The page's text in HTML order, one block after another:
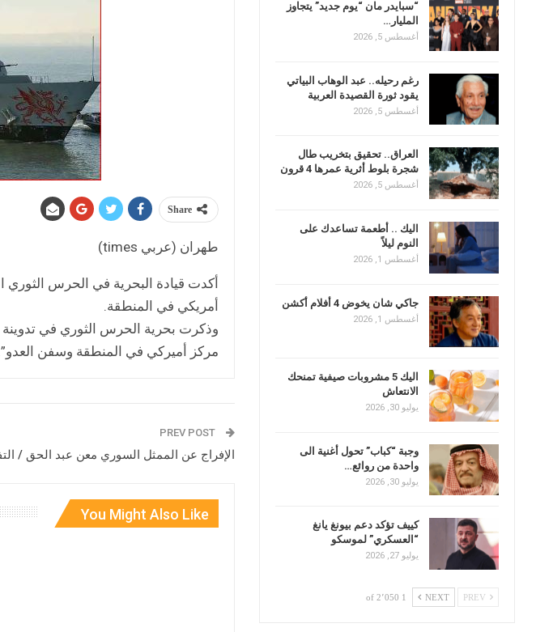
Share
طهران (عربي times)
أكدت قيادة البحرية في الحرس الثوري
أمريكي في المنطقة.
وذكرت بحرية الحرس الثوري في تدوينة
مركز أميركي في المنطقة وسفن
الإفراج عن الممثل السوري معن عبد الحق /
You Might Also Like
“سبايدر مان “يوم جديد” يتجاوز
المليار…
أغسطس 5, 2026
رغم رحيله.. عبد الوهاب البياتي
يقود ثورة القصيدة العربية
أغسطس 5, 2026
العراق.. تحقيق بتخريب طال
شجرة بلوط أثرية عمرها 4 قرون
أغسطس 5, 2026
اليك .. أطعمة تساعدك على
النوم ليلاً
أغسطس 1, 2026
جاكي شان يخوض 4 أفلام أكشن
أغسطس 1, 2026
اليك 5 مشروبات صيفية تمنحك
الانتعاش
يوليو 30, 2026
وجبة “كباب” تحول أغنية الى
واحدة من روائع…
يوليو 30, 2026
كييف تؤكد دعم بيونغ يانغ
“العسكري” لموسكو
يوليو 27, 2026
NEXT 1 of 2٬050